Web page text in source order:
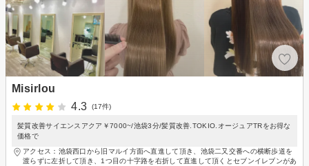
Misirlou
4.3
(17件)
髪質改善サイエンスアクア￥7000~/池袋3分/髪質改善.TOKIO.オージュアTRをお得な
価格で
アクセス：池袋西口から旧マルイ方面へ直進して頂き、池袋二又交番への横断歩道を
渡らずに左折して頂き、1つ目の十字路を右折して直進して頂くとセブンイレブンがあ